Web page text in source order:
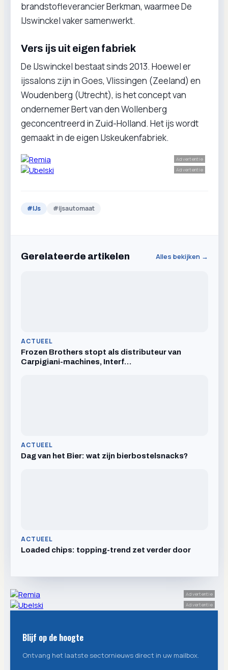
brandstofleverancier Berkman, waarmee De
IJswinckel vaker samenwerkt.
Vers ijs uit eigen fabriek
De IJswinckel bestaat sinds 2013. Hoewel er
ijssalons zijn in Goes, Vlissingen (Zeeland) en
Woudenberg (Utrecht), is het concept van
ondernemer Bert van den Wollenberg
geconcentreerd in Zuid-Holland. Het ijs wordt
gemaakt in de eigen IJskeukenfabriek.
Advertentie
Advertentie
#IJs #ijsautomaat
Gerelateerde artikelen Alles bekijken →
ACTUEEL
Frozen Brothers stopt als distributeur van
Carpigiani-machines, Interf…
ACTUEEL
Dag van het Bier: wat zijn bierbostelsnacks?
ACTUEEL
Loaded chips: topping-trend zet verder door
Advertentie
Advertentie
Blijf op de hoogte
Ontvang het laatste sectornieuws direct in uw mailbox.